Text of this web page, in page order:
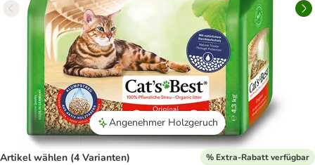
Angenehmer Holzgeruch
Artikel wählen (4 Varianten) % Extra-Rabatt verfügbar